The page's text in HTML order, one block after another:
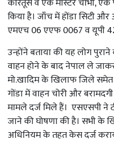
कारतूस व एक मास्टर चाभी,
किया है। जाँच में होंडा सिटी
एमएच 06 एएफ 0067 व यूपी
उन्होंने बताया की यह लोग
वाहन होने के बाद नेपाल ले
मो.खादिम के खिलाफ जिले समेत
गोंडा में वाहन चोरी और
मामले दर्ज मिले हैं। एसएसपी ने
जाने की घोषणा की है। सभी
अधिनियम के तहत केस दर्ज